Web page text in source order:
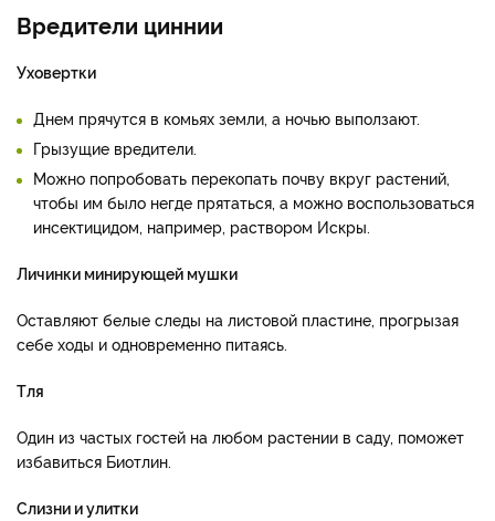
Вредители циннии
Уховертки
Днем прячутся в комьях земли, а ночью выползают.
Грызущие вредители.
Можно попробовать перекопать почву вкруг растений,
чтобы им было негде прятаться, а можно воспользоваться
инсектицидом, например, раствором Искры.
Личинки минирующей мушки
Оставляют белые следы на листовой пластине, прогрызая
себе ходы и одновременно питаясь.
Тля
Один из частых гостей на любом растении в саду, поможет
избавиться Биотлин.
Слизни и улитки